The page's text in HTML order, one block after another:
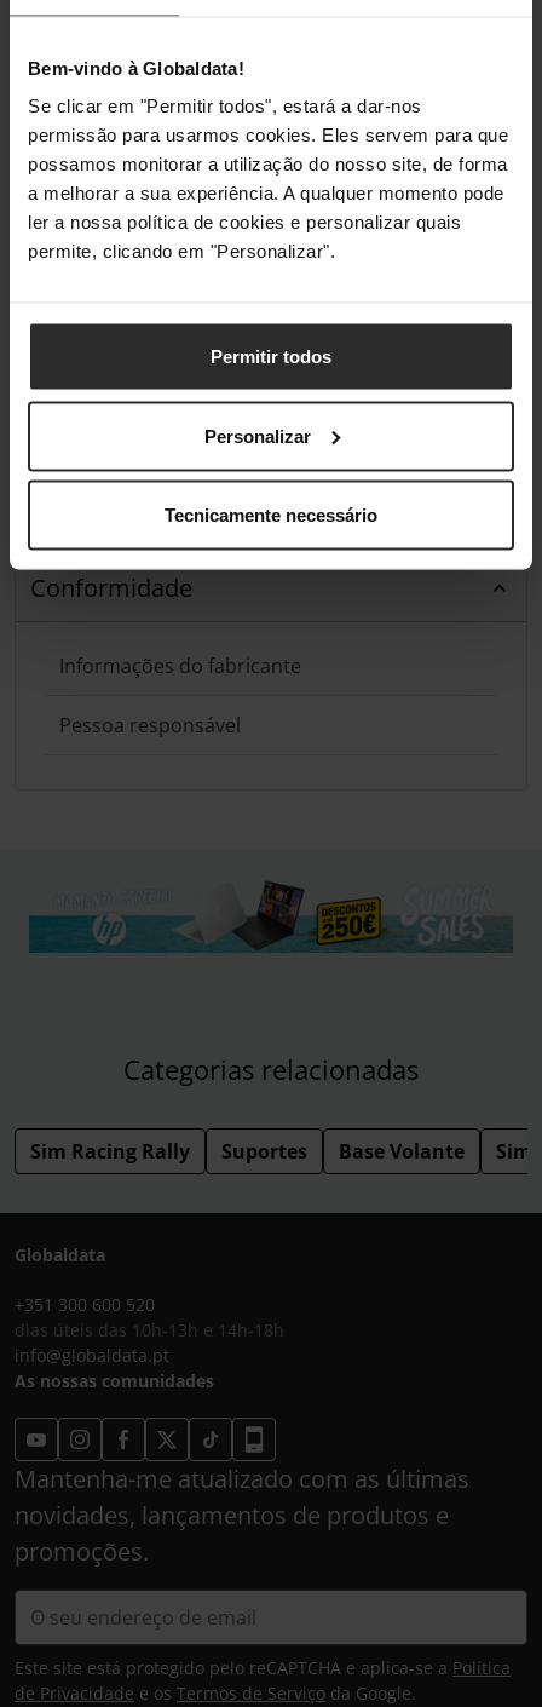
Bem-vindo à Globaldata!
Se clicar em "Permitir todos", estará a dar-nos
permissão para usarmos cookies. Eles servem para que
possamos monitorar a utilização do nosso site, de forma
a melhorar a sua experiência. A qualquer momento pode
ler a nossa política de cookies e personalizar quais
permite, clicando em "Personalizar".
Permitir todos
Personalizar
Tecnicamente necessário
Análises de produtos agregadas de todas as lojas do Pro Gamers
Conformidade
Informações do fabricante
Pessoa responsável
Categorias relacionadas
Sim Racing Rally Suportes Base Volante
Globaldata
+351 300 600 520
dias úteis das 10h-13h e 14h-18h
info@globaldata.pt
As nossas comunidades
Mantenha-me atualizado com as últimas
novidades, lançamentos de produtos e
promoções.
Este site está protegido pelo reCAPTCHA e aplica-se a Política
de Privacidade e os Termos de Serviço da Google.